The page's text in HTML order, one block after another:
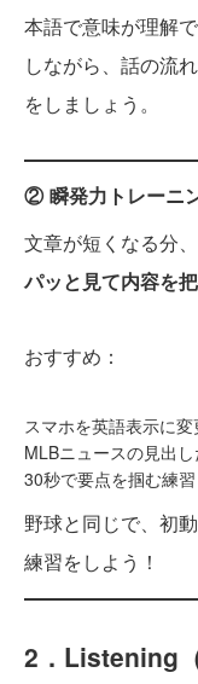
本語で意味が理解
しながら、話の流
をしましょう。
② 瞬発力トレーニ
文章が短くなる分、
パッと見て内容を
おすすめ：
スマホを英語表示に変
MLBニュースの見出
30秒で要点を掴む練習
野球と同じで、初
練習をしよう！
2．Listening